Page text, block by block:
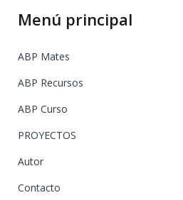
Menú principal
ABP Mates
ABP Recursos
ABP Curso
PROYECTOS
Autor
Contacto